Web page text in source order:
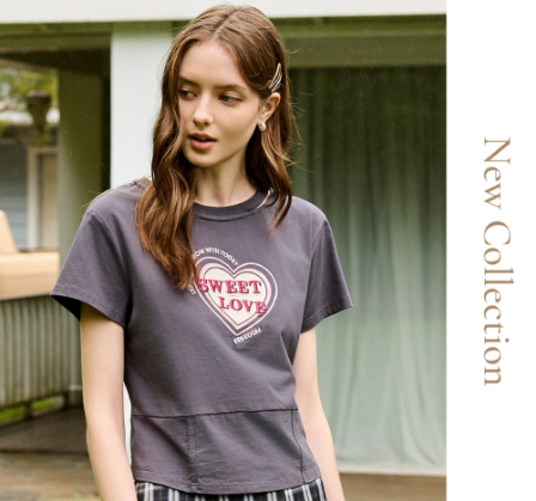
2.透過簡訊連結打開帳單後，可選擇「超商條碼／台灣大直營門市／銀行轉
帳／街口支付／iPASS MONEY」等通路繳費。
【注意事項】
1.本服務係由「台灣大哥大股份有限公司」（以下簡稱本公司）所提供，讓
用戶於交易時，得透過本服務購買商品或服務，並由商店將買賣／分期付款
買賣價金債權讓與本公司後，依約使用本公司帳單繳交帳款。
2.基於同意付款使用「大哥付你分期」之契約關係目的，商店將以您的個人
資料（包含姓名、電話或地址）提供予台灣大哥大進項蒐集、處理及利用，
由本公司與您本人進行分期帳單所需資料之確認、核對及更正。
3.完整用戶服務條款，請詳閱以下連結：
https://oppay.tw/userRule
１．於結帳方式選擇「AFTEE先享後付」後，將跳轉至「AFTEE先享後付」
結帳頁面，進行簡訊認證並確認金額後，即可完成結帳。
２．訂單成立數日內，您將收到繳費通知簡訊。
３．收到繳費通知簡訊後14天內，點擊此簡訊中的連結，可透過四大超商／
ATM／網路銀行／等多元方式進行付款，方視為交易完成。
※ 請注意：結帳手續完成當下不需立刻繳費，但若您需要取消訂單，請聯絡
購買商品的店家。未經商家同意取消之訂單仍視為有效，需透過AFTEE先享
後付繳納相關費用。
※ 交易是否成功請以「AFTEE先享後付 」之結帳頁面顯示為準，若有關於
是否繳費成功／繳費後需取消欲退款等相關疑問，請聯繫「AFTEE先享後付
客戶支援中心」 https://netprotections.freshdesk.com/support/home
【注意事項】
１．透過由恩沛科技股份有限公司提供之「AFTEE先享後付」服務完成之交
易，需依本服務之必要範圍內提供個人資料，並將交易相關給付款項請求債
權轉讓予恩沛科技股份有限公司。
２．關於個人資料處理事宜，請瀏覽以下網址：
https://aftee.tw/terms/#terms3
３．未成年的使用者請事先徵得法定代理人或監護人之同意方可使用
「AFTEE先享後付」，若未經同意申辦者引起之損失，本公司不負相關責
任。
４．使用「AFTEE先享後付」時，將依據個別帳號之用戶狀況，依本公司即
時審查核予不同之上限額度；若仍有額度不足之情形，本公司將視審查結果
每筆NT$120，滿NT$2,500(含以上)免運費
萊爾富取貨付款
每筆NT$120，滿NT$2,500(含以上)免運費
付款後萊爾富取貨
每筆NT$120，滿NT$2,500(含以上)免運費
7-11取貨付款
每筆NT$120，滿NT$2,500(含以上)免運費
付款後7-11取貨
每筆NT$120，滿NT$2,500(含以上)免運費
每筆NT$120，滿NT$2,500(含以上)免運費
宅配離島
每筆NT$120，滿NT$2,500(含以上)免運費